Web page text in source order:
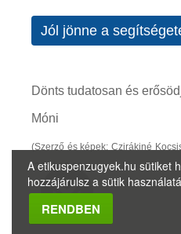
Jól jönne a
Dönts tudatosan és
Móni
(Szerző és képek: Czirákiné
(2019.12.09.))
A etikuspenzugyek.hu sütiket
hozzájárulsz a sütik
RENDBEN